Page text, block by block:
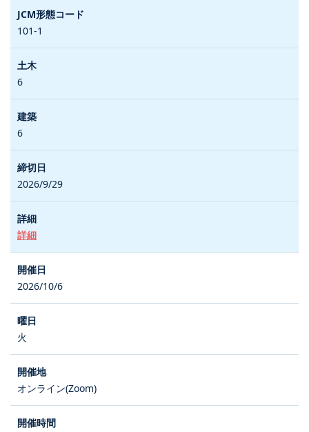
101-1
6
6
2026/9/29
詳細
2026/10/6
火
オンライン(Zoom)